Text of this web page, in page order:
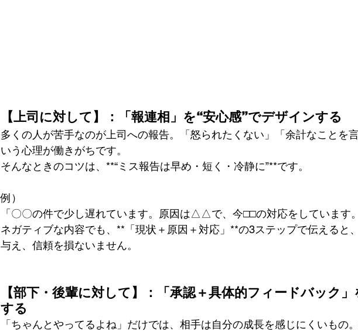
【上司に対して】：「報連相」を“安心感”でデザインする
多くの人が苦手なのが上司への報告。「怒られたくない」「余計なことを
いう心理が働きがちです。
そんなときのコツは、**“ミス報告は早め・短く・冷静に”**です。
例）
「〇〇の件で少し遅れています。原因は△△で、今□□の対応をしています。
ネガティブな内容でも、**「現状＋原因＋対応」**の3ステップで伝えると
与え、信頼を損ないません。
【部下・後輩に対して】：「承認＋具体的フィードバック
する
「ちゃんとやってるよね」だけでは、相手は自分の成長を感じにくいもの